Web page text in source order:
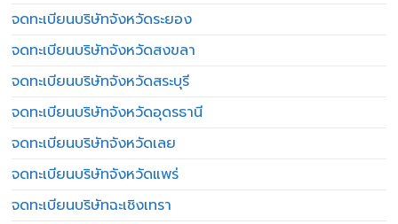
จดทะเบียนบริษัทจังหวัดระยอง
จดทะเบียนบริษัทจังหวัดสงขลา
จดทะเบียนบริษัทจังหวัดสระบุรี
จดทะเบียนบริษัทจังหวัดอุดรธานี
จดทะเบียนบริษัทจังหวัดเลย
จดทะเบียนบริษัทจังหวัดแพร่
จดทะเบียนบริษัทฉะเชิงเทรา